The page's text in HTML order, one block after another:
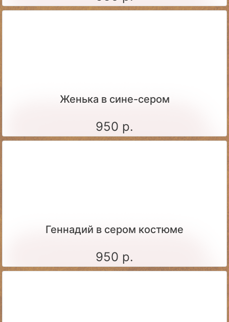
Женька в сине-сером
950 р.
Геннадий в сером костюме
950 р.